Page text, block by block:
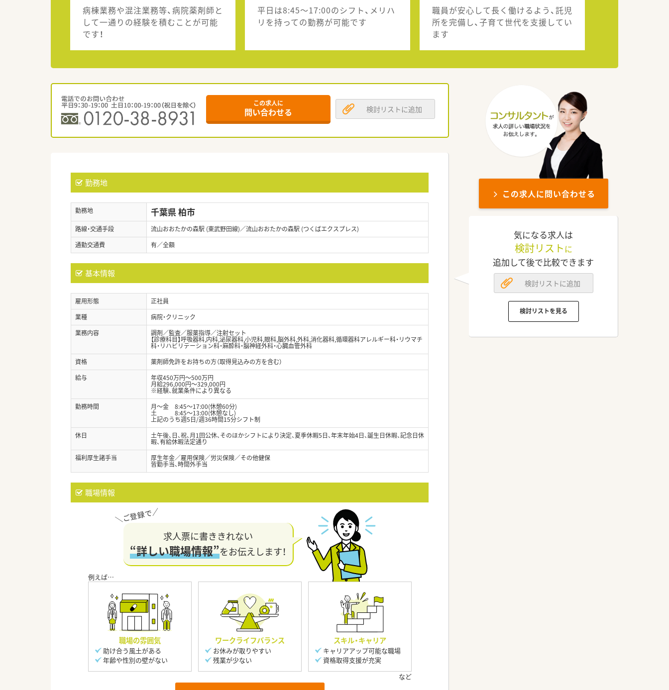
病棟業務や混注業務等、病院薬剤師と
して一通りの経験を積むことが可能
です！
平日は8:45～17:00のシフト、メリハ
リを持っての勤務が可能です
職員が安心して長く働けるよう、託児
所を完備し、子育て世代を支援してい
ます
この求人に
問い合わせる 検討リストに追加
勤務地
勤務地 千葉県 柏市
路線・交通手段
流山おおたかの森駅 (東武野田線)／流山おおたかの森駅 (つくばエクスプレス)
通勤交通費
有／全額
基本情報
雇用形態
正社員
業種
病院・クリニック
業務内容
調剤／監査／服薬指導／注射セット
【診療科目】呼吸器科,内科,泌尿器科,小児科,眼科,脳外科,外科,消化器科,循環器科アレルギー科・リウマチ
科・リハビリテーション科・麻酔科・脳神経外科・心臓血管外科
資格
薬剤師免許をお持ちの方（取得見込みの方を含む）
給与
年収450万円～500万円
月給296,000円～329,000円
※経験、就業条件により異なる
勤務時間
月～金 8:45～17:00(休憩60分)
土 8:45～13:00(休憩なし)
上記のうち週5日/週36時間15分シフト制
休日
土午後、日、祝、月1回公休、そのほかシフトにより決定、夏季休暇5日、年末年始4日、誕生日休暇、記念日休
暇、有給休暇法定通り
福利厚生諸手当
厚生年金／雇用保険／労災保険／その他健保
皆勤手当、時間外手当
職場情報
求人票に書ききれない
“詳しい職場情報”をお伝えします！
職場の雰囲気
助け合う風土がある
年齢や性別の壁がない
ワークライフバランス
お休みが取りやすい
残業が少ない
スキル・キャリア
キャリアアップ可能な職場
資格取得支援が充実
この求人に問い合わせる
気になる求人は
検討リスト に
追加して後で比較できます
検討リストに追加
検討リストを見る